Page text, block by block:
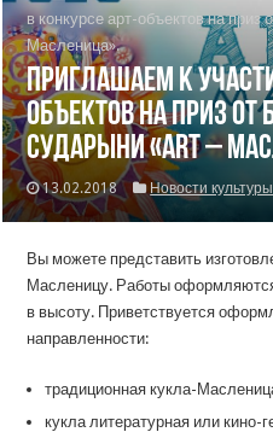
в конкурсе арт-объектов на приз
Масленица».
Приглашаем к
объектов на приз от
сударыни «ART –
13.02.2018 Новости культуры
Вы можете представить
Масленицу. Работы
в высоту. Приветствуется
направленности:
традиционная кукла-
кукла литературная или кино-